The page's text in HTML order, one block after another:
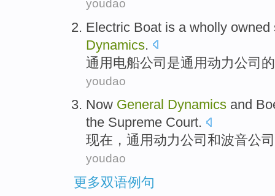
youdao
Electric Boat is a wholly owned
Dynamics.
通用 电船公司 是通用动力公司 的
youdao
Now General Dynamics and
the Supreme Court.
现在 ， 通用动力公司 和波音公司
youdao
更多双语例句